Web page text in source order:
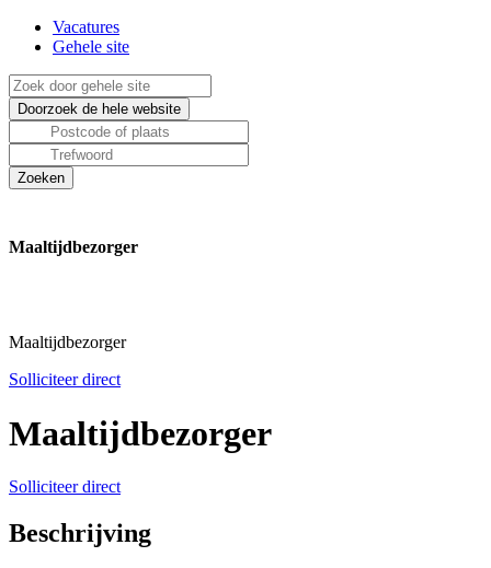
Vacatures
Gehele site
Maaltijdbezorger
Maaltijdbezorger
Solliciteer direct
Maaltijdbezorger
Solliciteer direct
Beschrijving